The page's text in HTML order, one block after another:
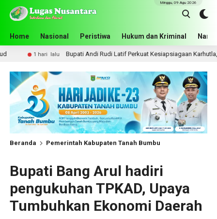
Home Nasional Peristiwa Hukum dan Kriminal
Minggu, 09 Agu 2026
Bupati Andi Rudi Latif Perkuat Kesiapsiagaan Karhutla, Pemkab Tanah
Beranda Pemerintah Kabupaten Tanah Bumbu
Bupati Bang Arul hadiri
pengukuhan TPKAD, Upaya
Tumbuhkan Ekonomi Daerah